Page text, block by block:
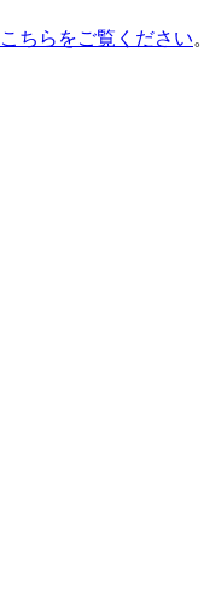
ちらをご覧ください。